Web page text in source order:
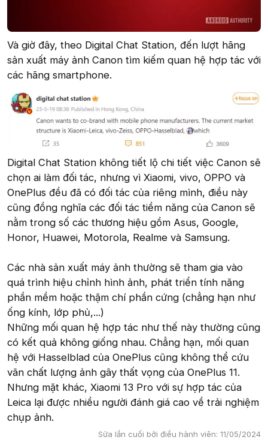
Và giờ đây, theo Digital Chat Station, đến lượt hãng
sản xuất máy ảnh Canon tìm kiếm quan hệ hợp tác với
các hãng smartphone.
Digital Chat Station không tiết lộ chi tiết việc Canon sẽ
chọn ai làm đối tác, nhưng vì Xiaomi, vivo, OPPO và
OnePlus đều đã có đối tác của riêng mình, điều này
cũng đồng nghĩa các đối tác tiềm năng của Canon sẽ
nằm trong số các thương hiệu gồm Asus, Google,
Honor, Huawei, Motorola, Realme và Samsung.
Các nhà sản xuất máy ảnh thường sẽ tham gia vào
quá trình hiệu chỉnh hình ảnh, phát triển tính năng
phần mềm hoặc thậm chí phần cứng (chẳng hạn như
ống kính, lớp phủ,...)
Những mối quan hệ hợp tác như thế này thường cũng
có kết quả không giống nhau. Chẳng hạn, mối quan
hệ với Hasselblad của OnePlus cũng không thể cứu
vãn chất lượng ảnh gây thất vọng của OnePlus 11.
Nhưng mặt khác, Xiaomi 13 Pro với sự hợp tác của
Leica lại được nhiều người đánh giá cao về trải nghiệm
chụp ảnh.
Sửa lần cuối bởi điều hành viên: 11/05/2024